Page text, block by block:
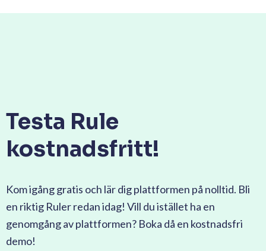
Testa Rule
kostnadsfritt!
Kom igång gratis och lär dig plattformen på nolltid. Bli
en riktig Ruler redan idag! Vill du istället ha en
genomgång av plattformen? Boka då en kostnadsfri
demo!